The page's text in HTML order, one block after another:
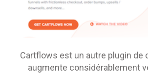
Cartflows est un autre plugin
augmente considérablement